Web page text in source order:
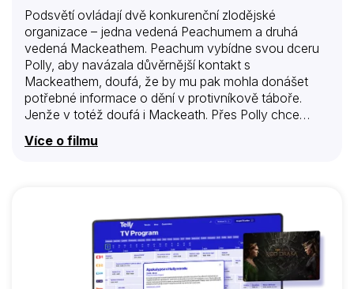
Podsvětí ovládají dvě konkurenční zlodějské
organizace – jedna vedená Peachumem a druhá
vedená Mackeathem. Peachum vybídne svou dceru
Polly, aby navázala důvěrnější kontakt s
Mackeathem, doufá, že by mu pak mohla donášet
potřebné informace o dění v protivníkově táboře.
Jenže v totéž doufá i Mackeath. Přes Polly chce
Mackeatha skutečně zamiluje, a tak Peachumovi
není první překvapující zjištění, vztahy mezi podsvětím
a policií jsou daleko komplikovanější…
Více o filmu